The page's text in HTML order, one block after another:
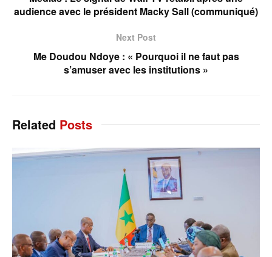
audience avec le président Macky Sall (communiqué)
Next Post
Me Doudou Ndoye : « Pourquoi il ne faut pas
s’amuser avec les institutions »
Related Posts